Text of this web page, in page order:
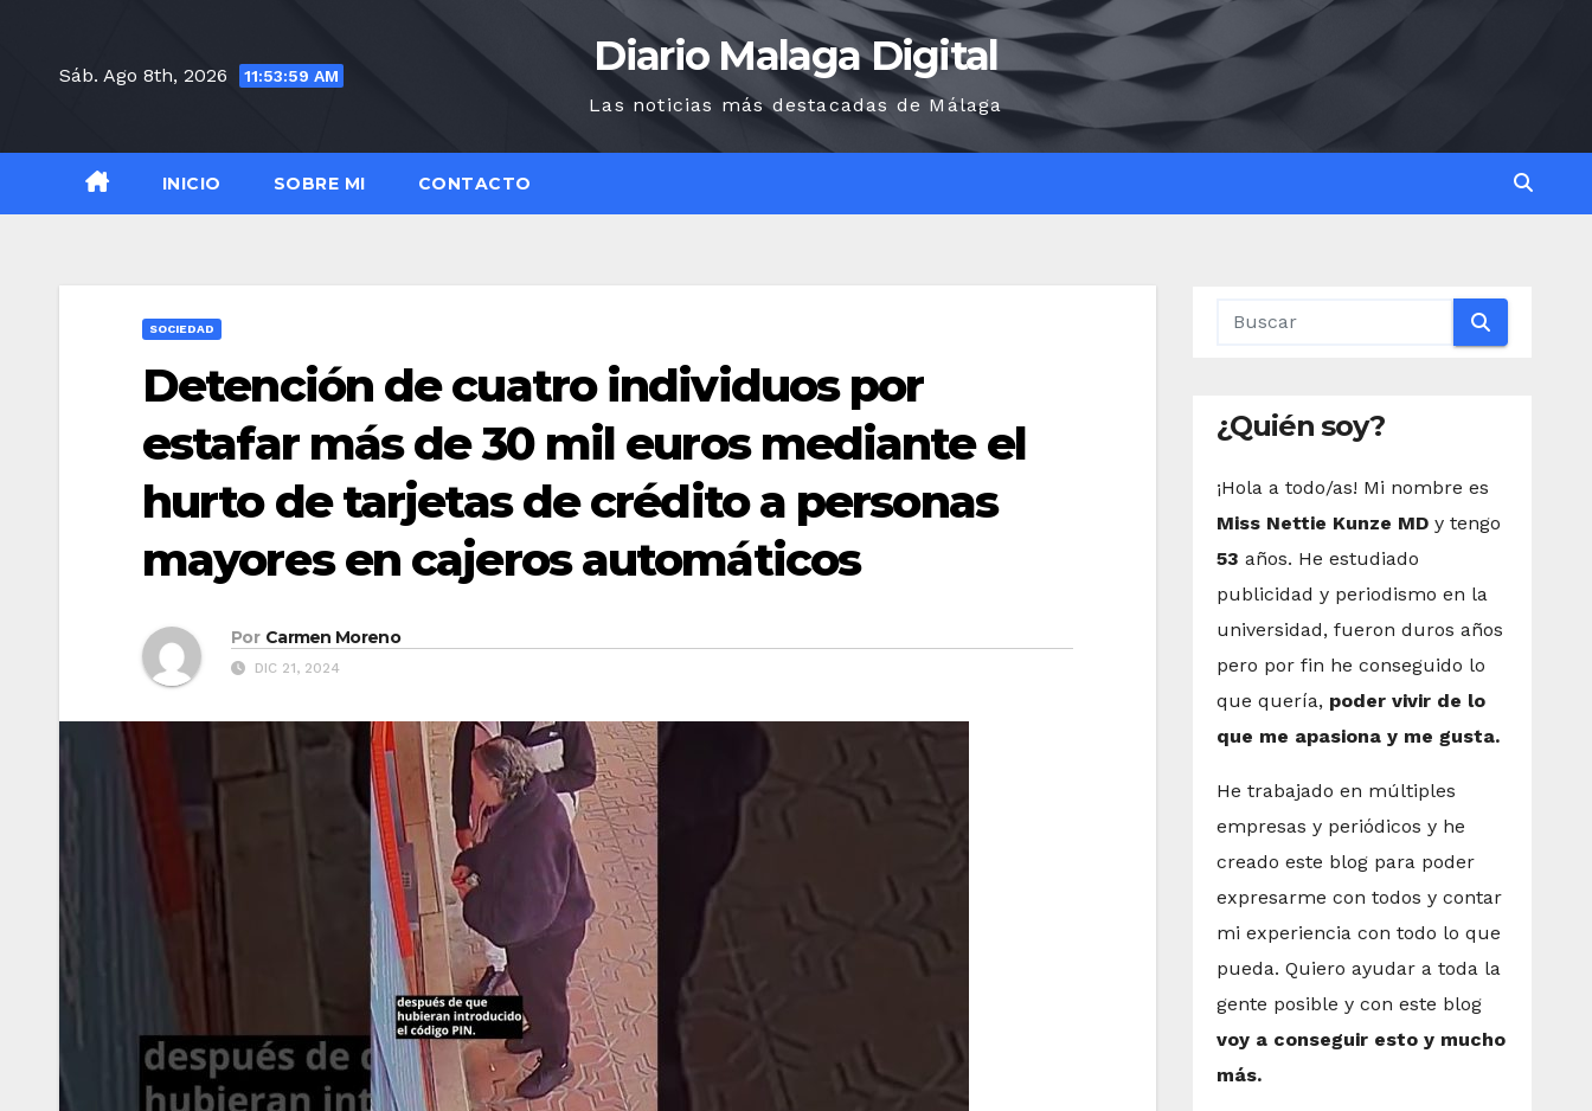
contenido
Sáb. Ago 8th, 2026 11:54:00 AM Diario Malaga Digital
Las noticias más destacadas de Málaga
INICIO SOBRE MI CONTACTO
SOCIEDAD
Detención de cuatro individuos por
estafar más de 30 mil euros mediante el
hurto de tarjetas de crédito a personas
mayores en cajeros automáticos
Por Carmen Moreno
DIC 21, 2024
¿Quién soy?
¡Hola a todo/as! Mi nombre es
Miss Nettie Kunze MDy tengo
53 años. He estudiado
publicidad y periodismo en la
universidad, fueron duros años
pero por fin he conseguido lo
que quería, poder vivir de lo
que me apasiona y me gusta.
He trabajado en múltiples
empresas y periódicos y he
creado este blog para poder
expresarme con todos y contar
mi experiencia con todo lo que
pueda. Quiero ayudar a toda la
gente posible y con este blog
voy a conseguir esto y mucho
más.